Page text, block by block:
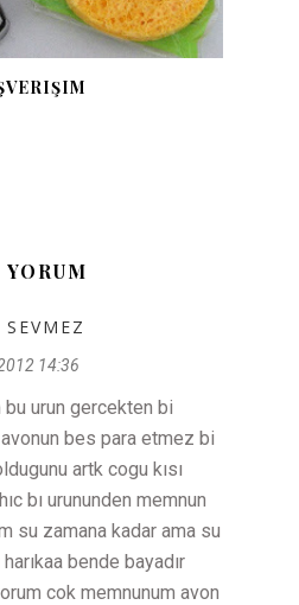
YORUM
14:36
urun gercekten bi
bes para etmez bi
artk cogu kısı
bı urununden memnun
su zamana kadar ama su
bende bayadır
cok memnunum avon